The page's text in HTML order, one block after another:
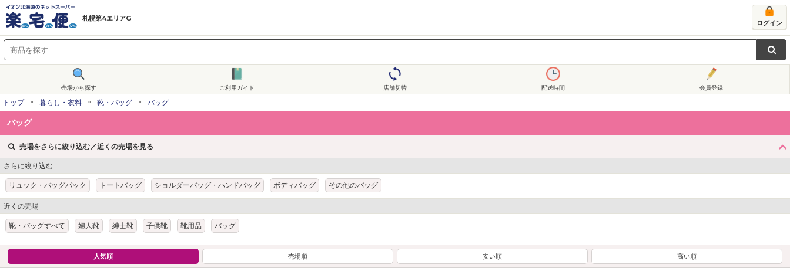
札幌第4エリアG
ログイン
売場から探す ご利用ガイド 店舗切替 配送時間 会員登録
トップ 暮らし・衣料 靴・バッグ バッグ
バッグ
売場をさらに絞り込む／近くの売場を見る
さらに絞り込む
リュック・バッグパック トートバッグ ショルダーバッグ・ハンドバッグ ボディバッグ その他のバッグ
近くの売場
靴・バッグすべて 婦人靴 紳士靴 子供靴 靴用品 バッグ
人気順 売場順 安い順 高い順